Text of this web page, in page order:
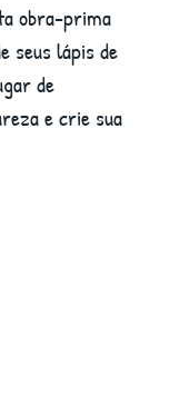
obra-prima
seus lápis de
de
e crie sua